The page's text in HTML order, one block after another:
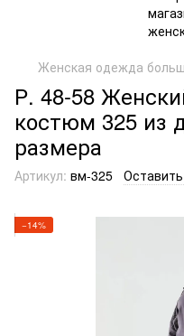
Женская одежда
Р. 48-58
костюм 325 из
размера
Артикул: вм-325
−14%